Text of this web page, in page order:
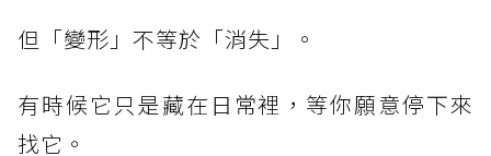
但「變形」不等於「消失」。
有時候它只是藏在日常裡，等你願意停下來
找它。